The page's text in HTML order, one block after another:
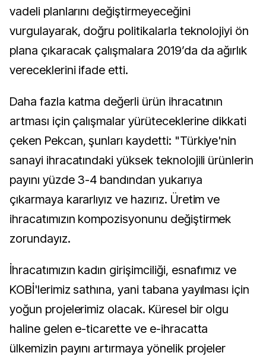
vadeli planlarını değiştirmeyeceğini
vurgulayarak, doğru politikalarla teknolojiyi ön
plana çıkaracak çalışmalara 2019’da da ağırlık
vereceklerini ifade etti.
Daha fazla katma değerli ürün ihracatının
artması için çalışmalar yürüteceklerine dikkati
çeken Pekcan, şunları kaydetti: "Türkiye'nin
sanayi ihracatındaki yüksek teknolojili ürünlerin
payını yüzde 3-4 bandından yukarıya
çıkarmaya kararlıyız ve hazırız. Üretim ve
ihracatımızın kompozisyonunu değiştirmek
zorundayız.
İhracatımızın kadın girişimciliği, esnafımız ve
KOBİ'lerimiz sathına, yani tabana yayılması için
yoğun projelerimiz olacak. Küresel bir olgu
haline gelen e-ticarette ve e-ihracatta
ülkemizin payını artırmaya yönelik projeler